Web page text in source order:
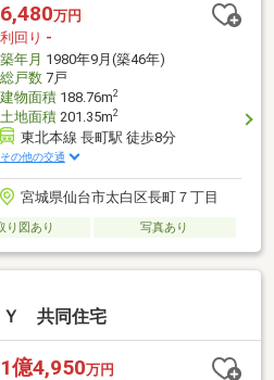
6,480万円
利回り -
築年月 1980年9月(築46年)
総戸数7戸
建物面積188.76m2
土地面積201.35m2
東北本線 長町駅 徒歩8分
その他の交通
宮城県仙台市太白区長町７丁目
り図あり 写真あり
Ｙ 共同住宅
1億4,950万円